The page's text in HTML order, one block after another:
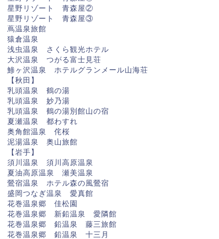
星野リゾート 青森屋②
星野リゾート 青森屋③
蔦温泉旅館
猿倉温泉
浅虫温泉 さくら観光ホテル
大沢温泉 つがる富士見荘
鯵ヶ沢温泉 ホテルグランメール山海荘
【秋田】
乳頭温泉 鶴の湯
乳頭温泉 妙乃湯
乳頭温泉 鶴の湯別館山の宿
夏瀬温泉 都わすれ
奥角館温泉 侘桜
泥湯温泉 奥山旅館
【岩手】
須川温泉 須川高原温泉
夏油高原温泉 瀬美温泉
鶯宿温泉 ホテル森の風鶯宿
盛岡つなぎ温泉 愛真館
花巻温泉郷 佳松園
花巻温泉郷 新鉛温泉 愛隣館
花巻温泉郷 鉛温泉 藤三旅館
花巻温泉郷 鉛温泉 十三月